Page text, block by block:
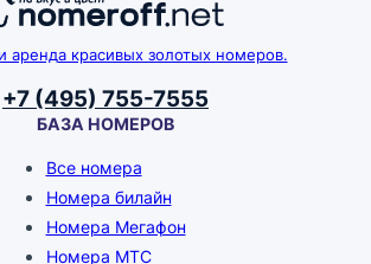
аренда красивых золотых номеров.
+7 (495) 755-7555
БАЗА НОМЕРОВ
Все номера
Номера билайн
Номера Мегафон
Номера МТС